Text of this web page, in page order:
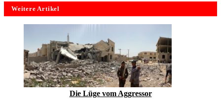
Weitere Artikel
Die Lüge vom Aggressor